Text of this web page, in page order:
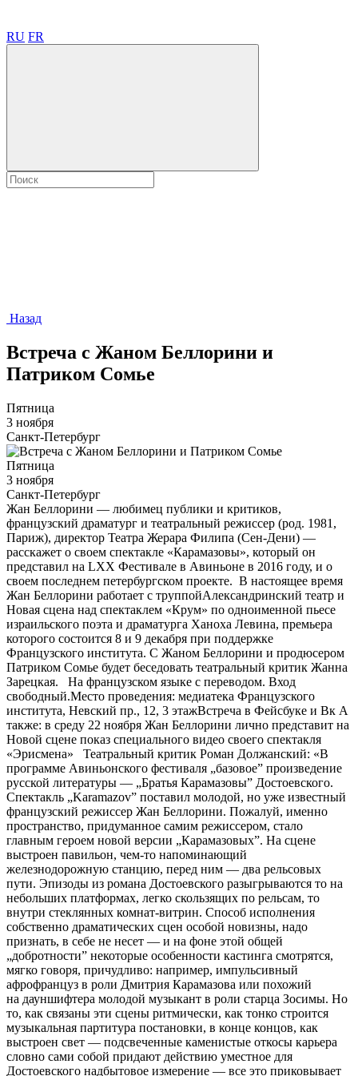
RU FR
Назад
Встреча с Жаном Беллорини и
Патриком Сомье
Пятница
3 ноября
Санкт-Петербург
Пятница
3 ноября
Санкт-Петербург
Жан Беллорини — любимец публики и критиков,
французский драматург и театральный режиссер (род. 1981,
Париж), директор Театра Жерара Филипа (Сен-Дени) —
расскажет о своем спектакле «Карамазовы», который он
представил на LXX Фестивале в Авиньоне в 2016 году, и о
своем последнем петербургском проекте. В настоящее время
Жан Беллорини работает с труппойАлександринский театр и
Новая сцена над спектаклем «Крум» по одноименной пьесе
израильского поэта и драматурга Ханоха Левина, премьера
которого состоится 8 и 9 декабря при поддержке
Французского института. С Жаном Беллорини и продюсером
Патриком Сомье будет беседовать театральный критик Жанна
Зарецкая. На французском языке с переводом. Вход
свободный.Место проведения: медиатека Французского
института, Невский пр., 12, 3 этажВстреча в Фейсбуке и Вк А
также: в среду 22 ноября Жан Беллорини лично представит на
Новой сцене показ специального видео своего спектакля
«Эрисмена» Театральный критик Роман Должанский: «В
программе Авиньонского фестиваля „базовое” произведение
русской литературы — „Братья Карамазовы” Достоевского.
Спектакль „Karamazov” поставил молодой, но уже известный
французский режиссер Жан Беллорини. Пожалуй, именно
пространство, придуманное самим режиссером, стало
главным героем новой версии „Карамазовых”. На сцене
выстроен павильон, чем-то напоминающий
железнодорожную станцию, перед ним — два рельсовых
пути. Эпизоды из романа Достоевского разыгрываются то на
небольших платформах, легко скользящих по рельсам, то
внутри стеклянных комнат-витрин. Способ исполнения
собственно драматических сцен особой новизны, надо
признать, в себе не несет — и на фоне этой общей
„добротности” некоторые особенности кастинга смотрятся,
мягко говоря, причудливо: например, импульсивный
афрофранцуз в роли Дмитрия Карамазова или похожий
на дауншифтера молодой музыкант в роли старца Зосимы. Но
то, как связаны эти сцены ритмически, как тонко строится
музыкальная партитура постановки, в конце концов, как
выстроен свет — подсвеченные каменистые откосы карьера
словно сами собой придают действию уместное для
Достоевского надбытовое измерение — все это приковывает